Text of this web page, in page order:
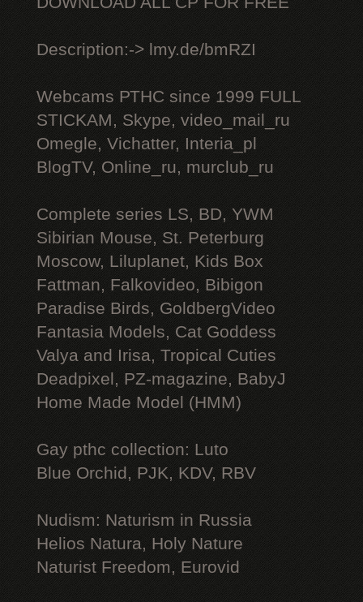
Description:-> lmy.de/bmRZI
Webcams РТНС since 1999 FULL
STICKAM, Skype, video_mail_ru
Omegle, Vichatter, Interia_pl
BlogTV, Online_ru, murclub_ru
Complete series LS, BD, YWM
Sibirian Mouse, St. Peterburg
Moscow, Liluplanet, Kids Box
Fattman, Falkovideo, Bibigon
Paradise Birds, GoldbergVideo
Fantasia Models, Cat Goddess
Valya and Irisa, Tropical Cuties
Deadpixel, PZ-magazine, BabyJ
Home Made Model (HMM)
Gay рthс collection: Luto
Blue Orchid, PJK, KDV, RBV
Nudism: Naturism in Russia
Helios Natura, Holy Nature
Naturist Freedom, Eurovid